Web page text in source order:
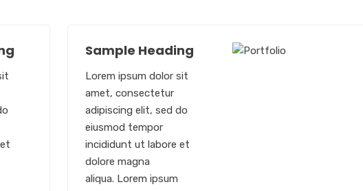
Sample Heading
Lorem ipsum dolor sit
amet, consectetur
adipiscing elit, sed do
eiusmod tempor
incididunt ut labore et
dolore magna
aliqua. Lorem ipsum